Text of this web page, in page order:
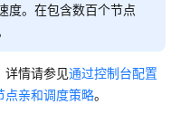
度。在包含数百个节点
详情请参见通过控制台配置
点亲和调度策略。